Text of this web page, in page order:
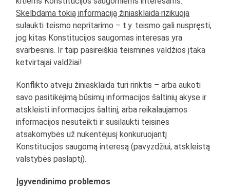
Skelbdama tokią informaciją žiniasklaida rizikuoja
sulaukti teismo nepritarimo – t.y. teismo gali nuspręsti,
jog kitas Konstitucijos saugomas interesas yra
svarbesnis. Ir taip pasireiškia teisminės valdžios įtaka
ketvirtajai valdžiai!
Konflikto atveju žiniasklaida turi rinktis – arba aukoti
savo pasitikėjimą būsimų informacijos šaltinių akyse ir
atskleisti informacijos šaltinį, arba reikalaujamos
informacijos nesuteikti ir susilaukti teisinės
atsakomybės už nukentėjusį konkuruojantį
Konstitucijos saugomą interesą (pavyzdžiui, atskleistą
valstybės paslaptį).
Įgyvendinimo problemos